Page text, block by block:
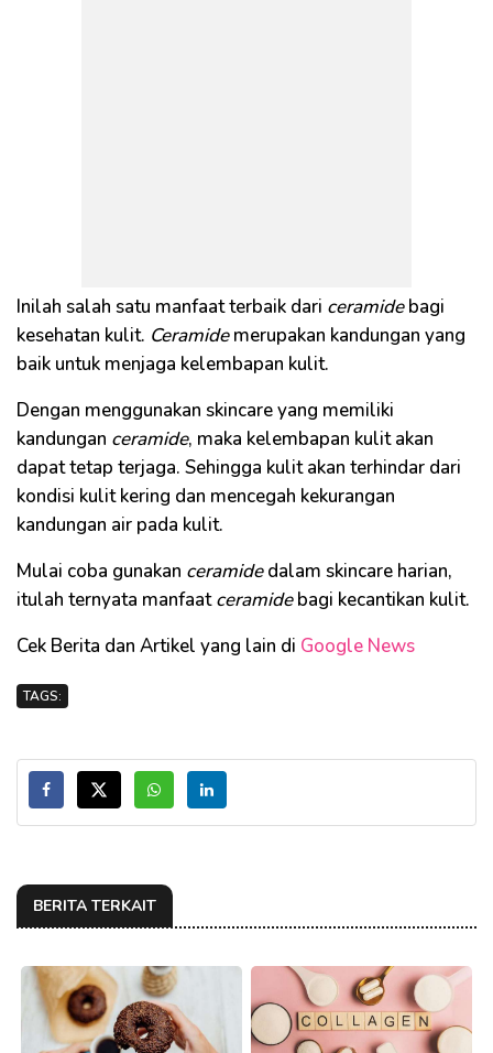
Inilah salah satu manfaat terbaik dari ceramidebagi
kesehatan kulit. Ceramidemerupakan kandungan yang
baik untuk menjaga kelembapan kulit.
Dengan menggunakan skincare yang memiliki
kandungan ceramide, maka kelembapan kulit akan
dapat tetap terjaga. Sehingga kulit akan terhindar dari
kondisi kulit kering dan mencegah kekurangan
kandungan air pada kulit.
Mulai coba gunakan ceramidedalam skincare harian,
itulah ternyata manfaatceramidebagi kecantikan kulit.
Cek Berita dan Artikel yang lain di Google News
TAGS:
BERITA TERKAIT